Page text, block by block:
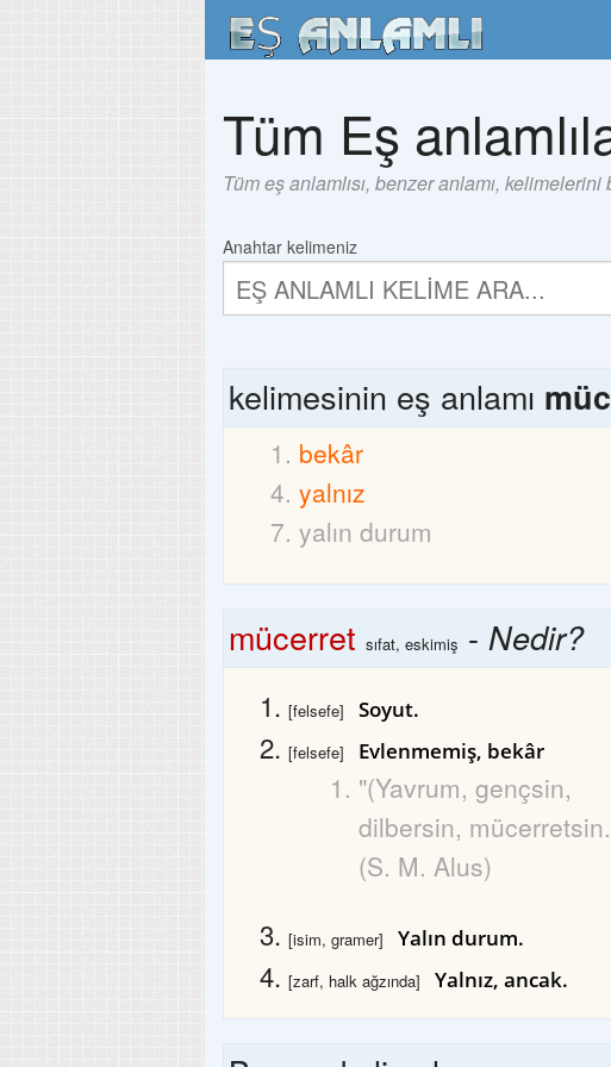
Tüm Eş
Tüm eş anlamlısı, benzer anlamı,
Anahtar kelimeniz
kelimesinin eş anlamı
bekâr
yalnız
yalın durum
mücerret sıfat, eskimiş - Nedir?
[felsefe] Soyut.
[felsefe] Evlenmemiş, bekâr
"(Yavrum, gençsin,
dilbersin,
(S. M. Alus)
[isim, gramer] Yalın durum.
[zarf, halk ağzında] Yalnız, ancak.